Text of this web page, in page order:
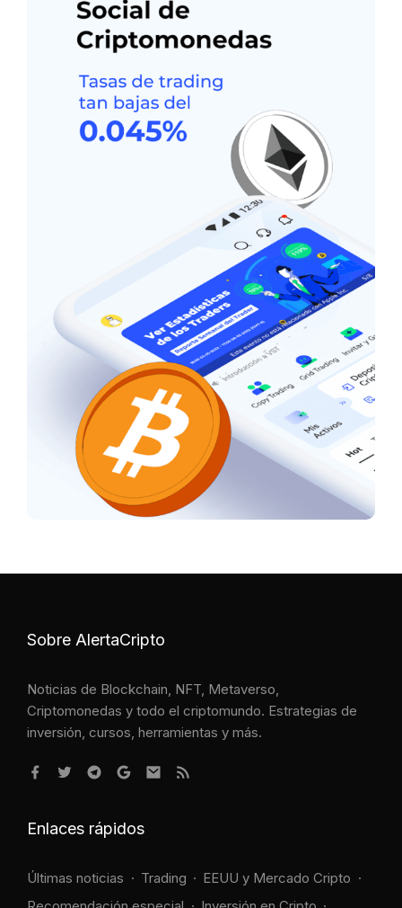
Sobre AlertaCripto
Noticias de Blockchain, NFT, Metaverso,
Criptomonedas y todo el criptomundo. Estrategias de
inversión, cursos, herramientas y más.
Enlaces rápidos
Últimas noticias Trading
EEUU y Mercado Cripto